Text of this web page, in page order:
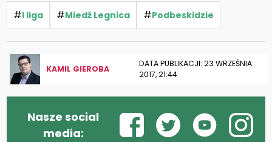
#I liga #Miedź Legnica #Podbeskidzie
KAMIL GIEROBA
DATA PUBLIKACJI: 23 WRZEŚNIA
2017, 21:44
Nasze social
media: